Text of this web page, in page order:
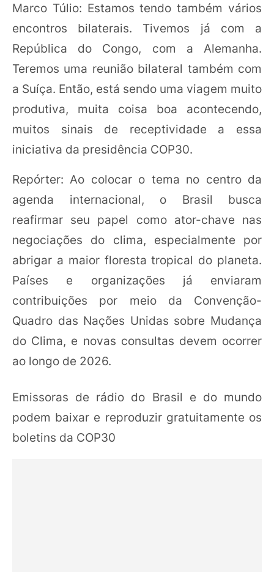
Marco Túlio: Estamos tendo também vários
encontros bilaterais. Tivemos já com a
República do Congo, com a Alemanha.
Teremos uma reunião bilateral também com
a Suíça. Então, está sendo uma viagem muito
produtiva, muita coisa boa acontecendo,
muitos sinais de receptividade a essa
iniciativa da presidência COP30.
Repórter: Ao colocar o tema no centro da
agenda internacional, o Brasil busca
reafirmar seu papel como ator-chave nas
negociações do clima, especialmente por
abrigar a maior floresta tropical do planeta.
Países e organizações já enviaram
contribuições por meio da Convenção-
Quadro das Nações Unidas sobre Mudança
do Clima, e novas consultas devem ocorrer
ao longo de 2026.
Emissoras de rádio do Brasil e do mundo
podem baixar e reproduzir gratuitamente os
boletins da COP30